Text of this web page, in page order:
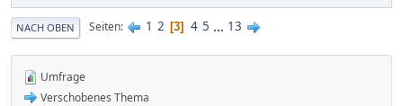
NACH OBEN Seiten 1 2 3 4 5 ... 13
Umfrage
Verschobenes Thema